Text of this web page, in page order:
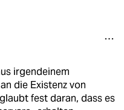
irgendeinem
die Existenz von
fest daran, dass es